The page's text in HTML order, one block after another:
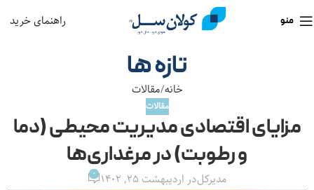
منو راهنمای خرید
تازه ها
خانه مقالات
مقالات
مزایای اقتصادی مدیریت محیطی (دما
و رطوبت) در مرغداری‌ها
مدیرکلدر اردیبهشت ۲۵, ۱۴۰۲ 0